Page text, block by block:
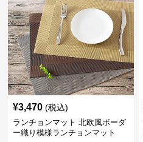
¥3,470 (税込)
ランチョンマット 北欧風ボーダ
ー織り模様ランチョンマット